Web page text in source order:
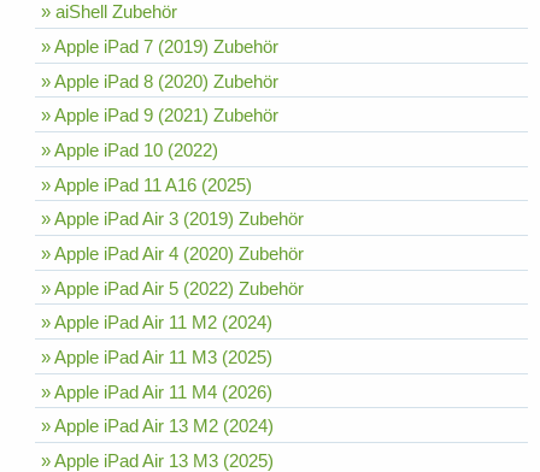
» aiShell Zubehör
» Apple iPad 7 (2019) Zubehör
» Apple iPad 8 (2020) Zubehör
» Apple iPad 9 (2021) Zubehör
» Apple iPad 10 (2022)
» Apple iPad 11 A16 (2025)
» Apple iPad Air 3 (2019) Zubehör
» Apple iPad Air 4 (2020) Zubehör
» Apple iPad Air 5 (2022) Zubehör
» Apple iPad Air 11 M2 (2024)
» Apple iPad Air 11 M3 (2025)
» Apple iPad Air 11 M4 (2026)
» Apple iPad Air 13 M2 (2024)
» Apple iPad Air 13 M3 (2025)